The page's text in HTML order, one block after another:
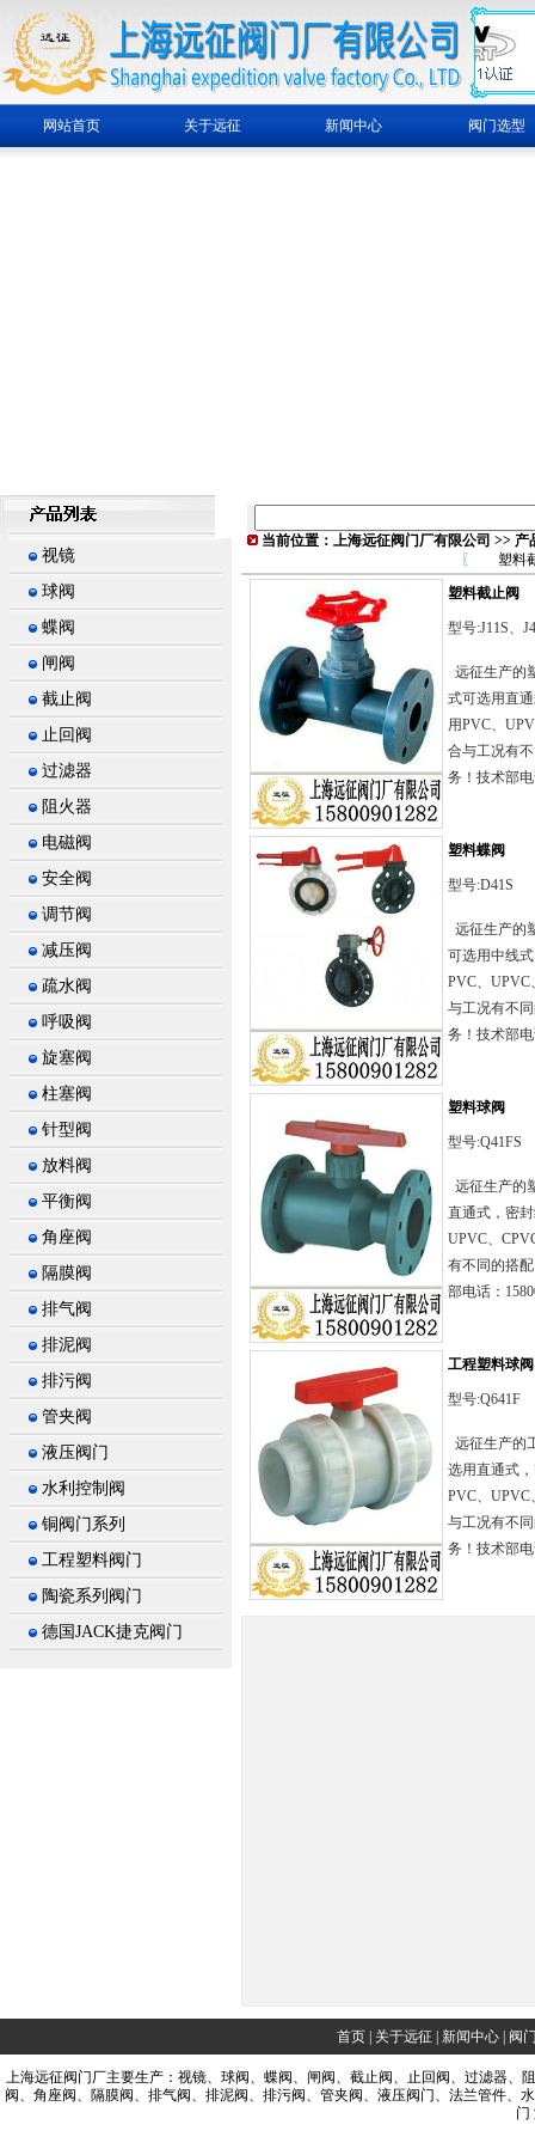
网站首页 关于远征 新闻中心 阀门选型
视镜
球阀
蝶阀
闸阀
截止阀
止回阀
过滤器
阻火器
电磁阀
安全阀
调节阀
减压阀
疏水阀
呼吸阀
旋塞阀
柱塞阀
针型阀
放料阀
平衡阀
角座阀
隔膜阀
排气阀
排泥阀
排污阀
管夹阀
液压阀门
水利控制阀
铜阀门系列
工程塑料阀门
陶瓷系列阀门
德国JACK捷克阀门
当前位置： 上海远征阀门厂有限公司 >> 产
〖
塑料
塑料截止阀
型号:J11S、
远征生产的
式可选用直
用PVC、
合与工况有
务！技术部电
塑料蝶阀
型号:D41S
远征生产的
可选用中线
PVC、UPVC
与工况有不
务！技术部电
塑料球阀
型号:Q41FS
远征生产的
直通式，密
UPVC、
有不同的搭
部电话：
工程塑料球阀
型号:Q641F
远征生产的
选用直通式
PVC、UPVC
与工况有不
务！技术部电
首页 关于远征 新闻中心 阀
上海远征阀门厂主要生产： 视镜、 球阀、 蝶阀、 闸阀、截止阀、止回阀、过滤器、
阀、角座阀、隔膜阀、排气阀、排泥阀、排污阀、管夹阀、液压阀门、法兰管件、
门